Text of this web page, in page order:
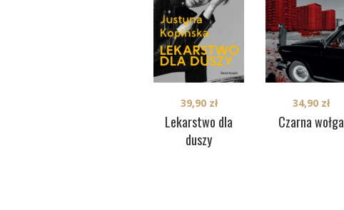
Lekarstwo dla
duszy
39,90 zł
Czarna wołga
34,90 zł